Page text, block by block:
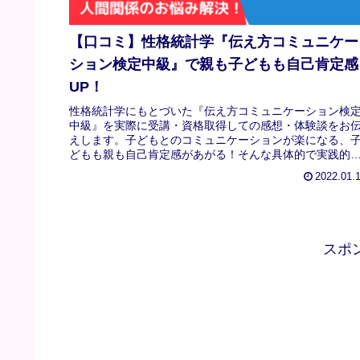
【口コミ】性格統計学『伝え方コミュニケー
ション検定中級』で親も子どもも自己肯定感
UP！
性格統計学にもとづいた『伝え方コミュニケーション検定
中級』を実際に受講・資格取得しての感想・体験談をお
えします。子どもとのコミュニケーションが楽になる、
どもも親も自己肯定感があがる！そんな具体的で実践的な
スポ